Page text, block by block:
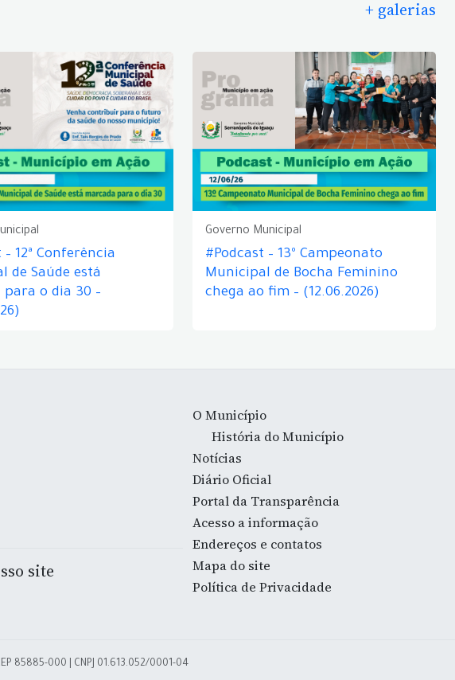
+ galerias
12ª Conferência
de Saúde está
para o dia 30 –
Governo Municipal
#Podcast – 13º Campeonato
Municipal de Bocha Feminino
chega ao fim – (12.06.2026)
site
O Município
História do Município
Notícias
Diário Oficial
Portal da Transparência
Acesso a informação
Endereços e contatos
Mapa do site
Política de Privacidade
85885-000 | CNPJ 01.613.052/0001-04